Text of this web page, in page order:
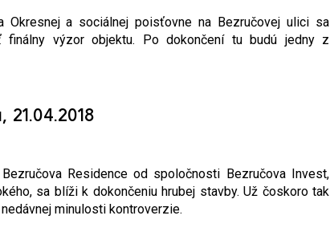
Okresnej a sociálnej poisťovne na Bezručovej ulici sa
výzor objektu. Po dokončení tu budú jedny z
Residence od spoločnosti Bezručova Invest,
sa blíži k dokončeniu hrubej stavby. Už čoskoro tak
minulosti kontroverzie.